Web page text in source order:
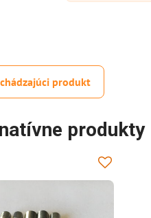
produkt
produkty